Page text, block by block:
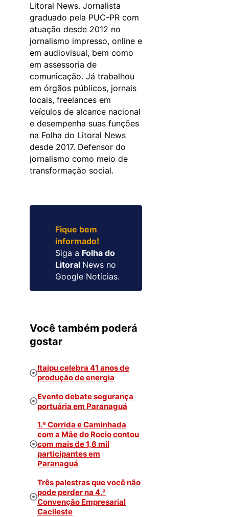
Litoral News. Jornalista
graduado pela PUC-PR com
atuação desde 2012 no
jornalismo impresso, online e
em audiovisual, bem como
em assessoria de
comunicação. Já trabalhou
em órgãos públicos, jornais
locais, freelances em
veículos de alcance nacional
e desempenha suas funções
na Folha do Litoral News
desde 2017. Defensor do
jornalismo como meio de
transformação social.
Fique bem
informado!
Siga a Folha do
Litoral News no
Google Notícias.
Você também poderá
gostar
Itaipu celebra 41 anos de
produção de energia
Evento debate segurança
portuária em Paranaguá
1.ª Corrida e Caminhada
com a Mãe do Rocio contou
com mais de 1,6 mil
participantes em
Paranaguá
Três palestras que você não
pode perder na 4.ª
Convenção Empresarial
Cacileste